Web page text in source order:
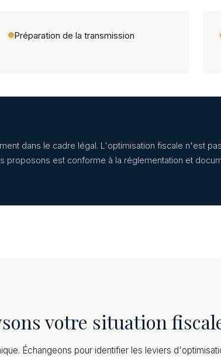
Préparation de la transmission
dans le cadre légal. L'optimisation fiscale n'est
proposons est conforme à la réglementation et
votre situation
Échangeons pour identifier les leviers